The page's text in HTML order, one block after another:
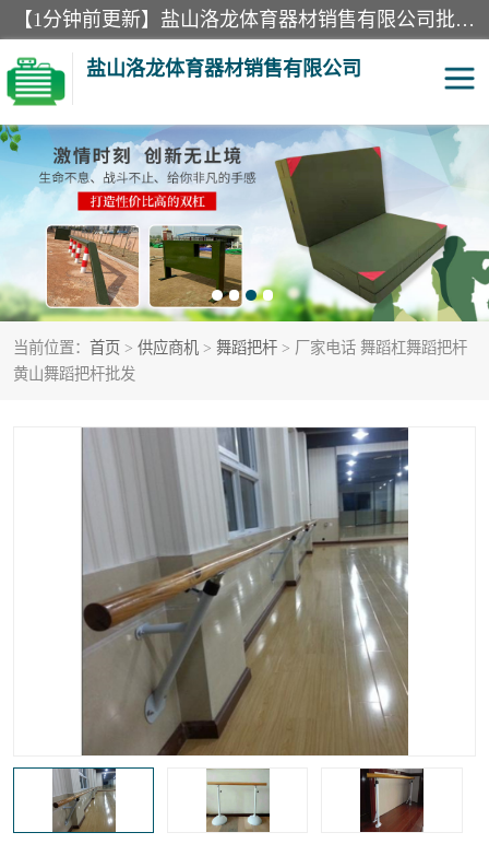
【1分钟前更新】盐山洛龙体育器材销售有限公司批量供应：300米障碍器材、400米障碍器材、部队训练器材、双杠、体操垫、舞蹈把杆等产品。盐山洛龙体育器材销售有限公司经过多年的发展，集研发，生产，销售，售后服务为一体. 奉行“质量，信誉，服务”的宗旨，以开拓创新的精神和真诚守信的态度积极进取。
盐山洛龙体育器材销售有限公司
当前位置： 首页 > 供应商机 > 舞蹈把杆 > 厂家电话 舞蹈杠舞蹈把杆
黄山舞蹈把杆批发
单双杠 舞蹈把杆
400米障碍器材 体操垫
300米障碍器材 攀爬架
塑胶跑道 400米障碍器材1